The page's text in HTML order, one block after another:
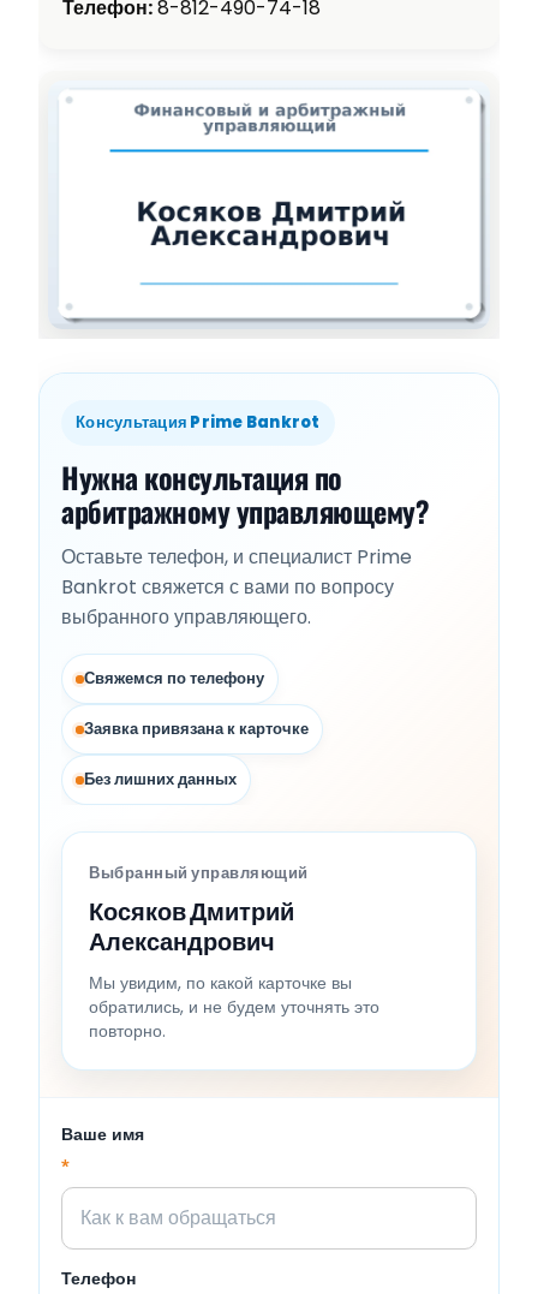
Телефон:8-812-490-74-18
Консультация Prime Bankrot
Нужна консультация по
арбитражному управляющему?
Оставьте телефон, и специалист Prime
Bankrot свяжется с вами по вопросу
выбранного управляющего.
Свяжемся по телефону
Заявка привязана к карточке
Без лишних данных
Выбранный управляющий
Косяков Дмитрий
Александрович
Мы увидим, по какой карточке вы
обратились, и не будем уточнять это
повторно.
Ваше имя
*
Телефон